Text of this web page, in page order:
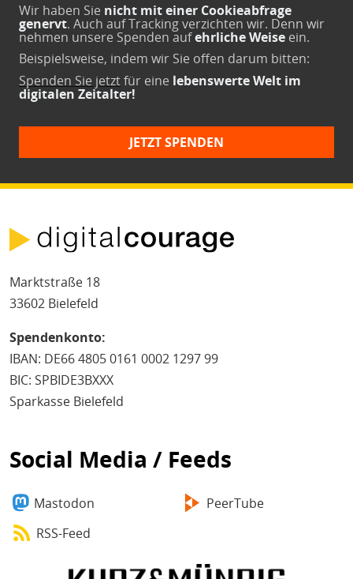
Wir haben Sie nicht mit einer Cookieabfrage
genervt. Auch auf Tracking verzichten wir. Denn wir
nehmen unsere Spenden aufehrliche Weise ein.
Beispielsweise, indem wir Sie offen darum bitten:
Spenden Sie jetztfür eine lebenswerte Welt im
digitalen Zeitalter!
JETZT SPENDEN
Marktstraße 18
33602 Bielefeld
Spendenkonto:
IBAN: DE66 4805 0161 0002 1297 99
BIC: SPBIDE3BXXX
Sparkasse Bielefeld
Social Media / Feeds
Mastodon
PeerTube
RSS-Feed